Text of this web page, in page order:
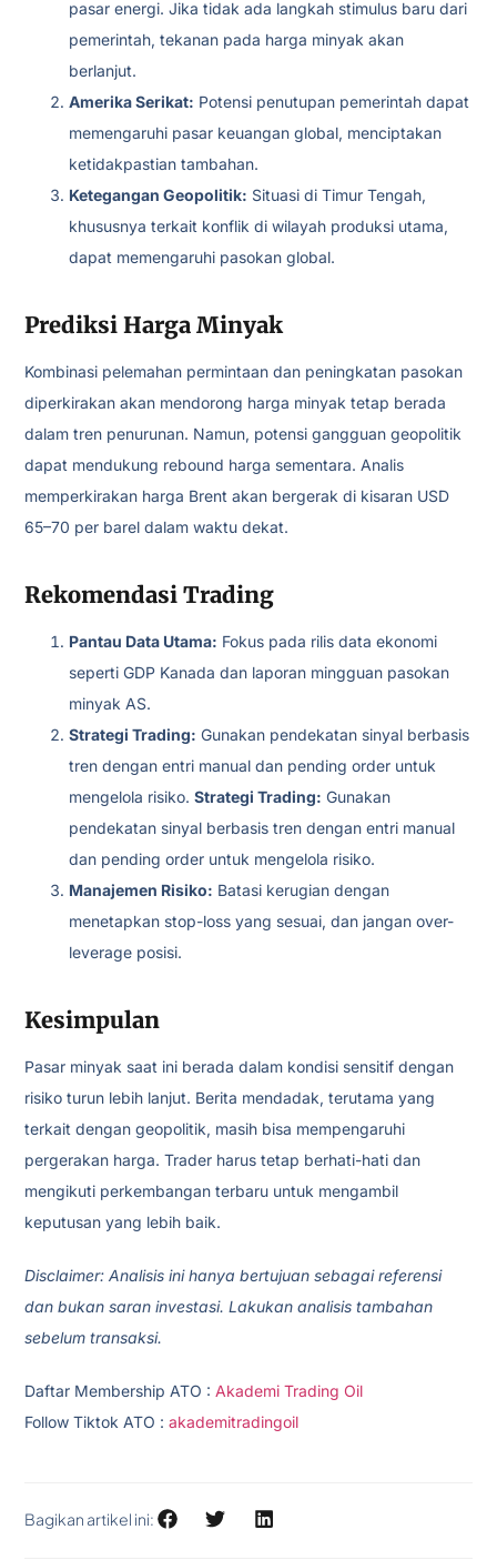
pasar energi. Jika tidak ada langkah stimulus baru dari
pemerintah, tekanan pada harga minyak akan
berlanjut.
Amerika Serikat: Potensi penutupan pemerintah dapat
memengaruhi pasar keuangan global, menciptakan
ketidakpastian tambahan.
Ketegangan Geopolitik: Situasi di Timur Tengah,
khususnya terkait konflik di wilayah produksi utama,
dapat memengaruhi pasokan global.
Prediksi Harga Minyak
Kombinasi pelemahan permintaan dan peningkatan pasokan
diperkirakan akan mendorong harga minyak tetap berada
dalam tren penurunan. Namun, potensi gangguan geopolitik
dapat mendukung rebound harga sementara. Analis
memperkirakan harga Brent akan bergerak di kisaran USD
65–70 per barel dalam waktu dekat.
Rekomendasi Trading
Pantau Data Utama: Fokus pada rilis data ekonomi
seperti GDP Kanada dan laporan mingguan pasokan
minyak AS.
Strategi Trading: Gunakan pendekatan sinyal berbasis
tren dengan entri manual dan pending order untuk
mengelola risiko.Strategi Trading: Gunakan
pendekatan sinyal berbasis tren dengan entri manual
dan pending order untuk mengelola risiko.
Manajemen Risiko: Batasi kerugian dengan
menetapkan stop-loss yang sesuai, dan jangan over-
leverage posisi.
Kesimpulan
Pasar minyak saat ini berada dalam kondisi sensitif dengan
risiko turun lebih lanjut. Berita mendadak, terutama yang
terkait dengan geopolitik, masih bisa mempengaruhi
pergerakan harga. Trader harus tetap berhati-hati dan
mengikuti perkembangan terbaru untuk mengambil
keputusan yang lebih baik.
Disclaimer: Analisis ini hanya bertujuan sebagai referensi
dan bukan saran investasi. Lakukan analisis tambahan
sebelum transaksi.
Daftar Membership ATO : Akademi Trading Oil
Follow Tiktok ATO :akademitradingoil
Bagikan artikel ini: